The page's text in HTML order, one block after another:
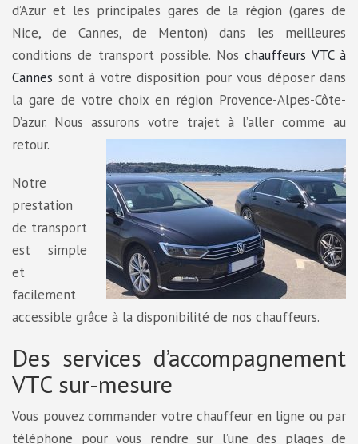
d’Azur et les principales gares de la région (gares de
Nice, de Cannes, de Menton) dans les meilleures
conditions de transport possible. Nos chauffeurs VTC à
Cannes sont à votre disposition pour vous déposer dans
la gare de votre choix en région Provence-Alpes-Côte-
D’azur. Nous assurons votre trajet à l’aller comme au
retour.
Notre
prestation
de transport
est simple
et
facilement
accessible grâce à la disponibilité de nos chauffeurs.
Des services d’accompagnement
VTC sur-mesure
Vous pouvez commander votre chauffeur en ligne ou par
téléphone pour vous rendre sur l’une des plages de